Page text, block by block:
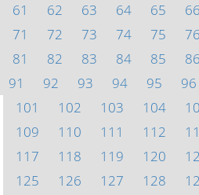
61
62 63 64 65 66
71
72 73 74 75 76
81
82 83 84 85 86
91
92 93 94 95 96
101
102 103 104
109
110 111 112
117
118 119 120
125
126 127 128